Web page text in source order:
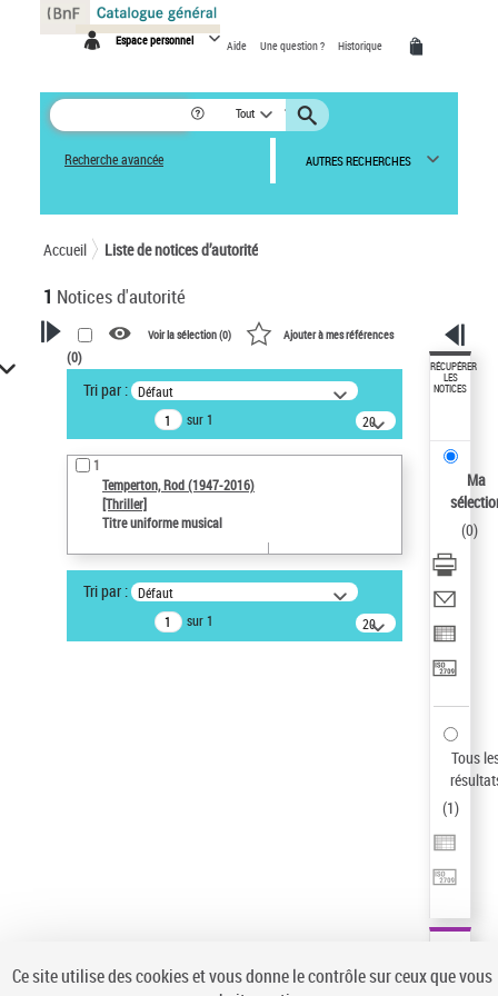
Espace personnel Aide Une question ? Historique
Tout
Recherche avancée AUTRES RECHERCHES
Accueil Liste de notices d’autorité
1 Notices d'autorité
VOTRE RECHERCHE
Recherche avancée dans les
notices d’autorité
Œuvres liées à l'auteur :
Temperton, Rod (1947-2016)
Auteur d’œuvre
Type de notice d'autorité
Œuvre
Statut de la notice d’autorité
Voir la sélection (0) Ajouter à mes références
(0)
Tri par : Défaut
sur 1
20
résultats/page
1
Temperton, Rod (1947-2016)
[Thriller]
Titre uniforme musical
Tri par : Défaut
sur 1
20
résultats/page
RÉCUPÉRER
LES
NOTICES
Ma
(0)
Tous
(1)
Panneau de gestion des cookies
Ce site utilise des cookies et vous donne le contrôle sur ceux que vous